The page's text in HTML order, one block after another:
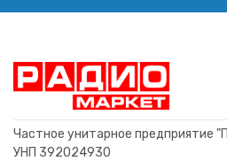
Частное унитарное предприятие
УНП 392024930